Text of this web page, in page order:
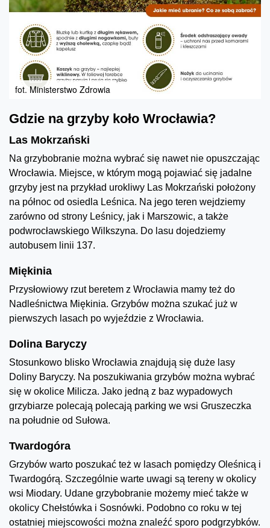
fot. Ministerstwo Zdrowia
Gdzie na grzyby koło Wrocławia?
Las Mokrzański
Na grzybobranie można wybrać się nawet nie opuszczając
Wrocławia. Miejsce, w którym mogą pojawiać się jadalne
grzyby jest na przykład urokliwy Las Mokrzański położony
na północ od osiedla Leśnica. Na jego teren wejdziemy
zarówno od strony Leśnicy, jak i Marszowic, a także
podwrocławskiego Wilkszyna. Do lasu dojedziemy
autobusem linii 137.
Miękinia
Przysłowiowy rzut beretem z Wrocławia mamy też do
Nadleśnictwa Miękinia. Grzybów można szukać już w
pierwszych lasach po wyjeździe z Wrocławia.
Dolina Baryczy
Stosunkowo blisko Wrocławia znajdują się duże lasy
Doliny Baryczy. Na poszukiwania grzybów można wybrać
się w okolice Milicza. Jako jedną z baz wypadowych
grzybiarze polecają polecają parking we wsi Gruszeczka
na południe od Sułowa.
Twardogóra
Grzybów warto poszukać też w lasach pomiędzy Oleśnicą i
Twardogórą. Szczególnie warte uwagi są tereny w okolicy
wsi Miodary. Udane grzybobranie możemy mieć także w
okolicy Chełstówka i Sosnówki. Podobno co roku w tej
ostatniej miejscowości można znaleźć sporo podgrzybków.